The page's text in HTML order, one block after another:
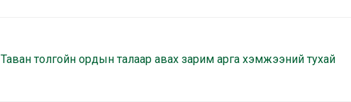
Таван толгойн ордын талаар авах зарим арга хэмжээний тухай